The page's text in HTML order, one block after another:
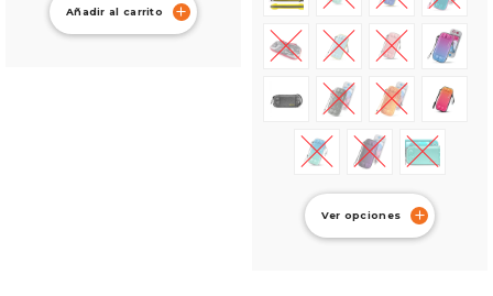
Añadir al carrito
Ver opciones